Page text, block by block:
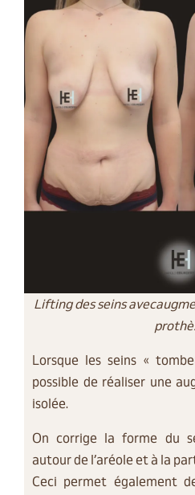
Lifting des seins
Lorsque les seins «
possible de réaliser une
isolée.
On corrige la forme du
autour de l’aréole et à la
Ceci permet également